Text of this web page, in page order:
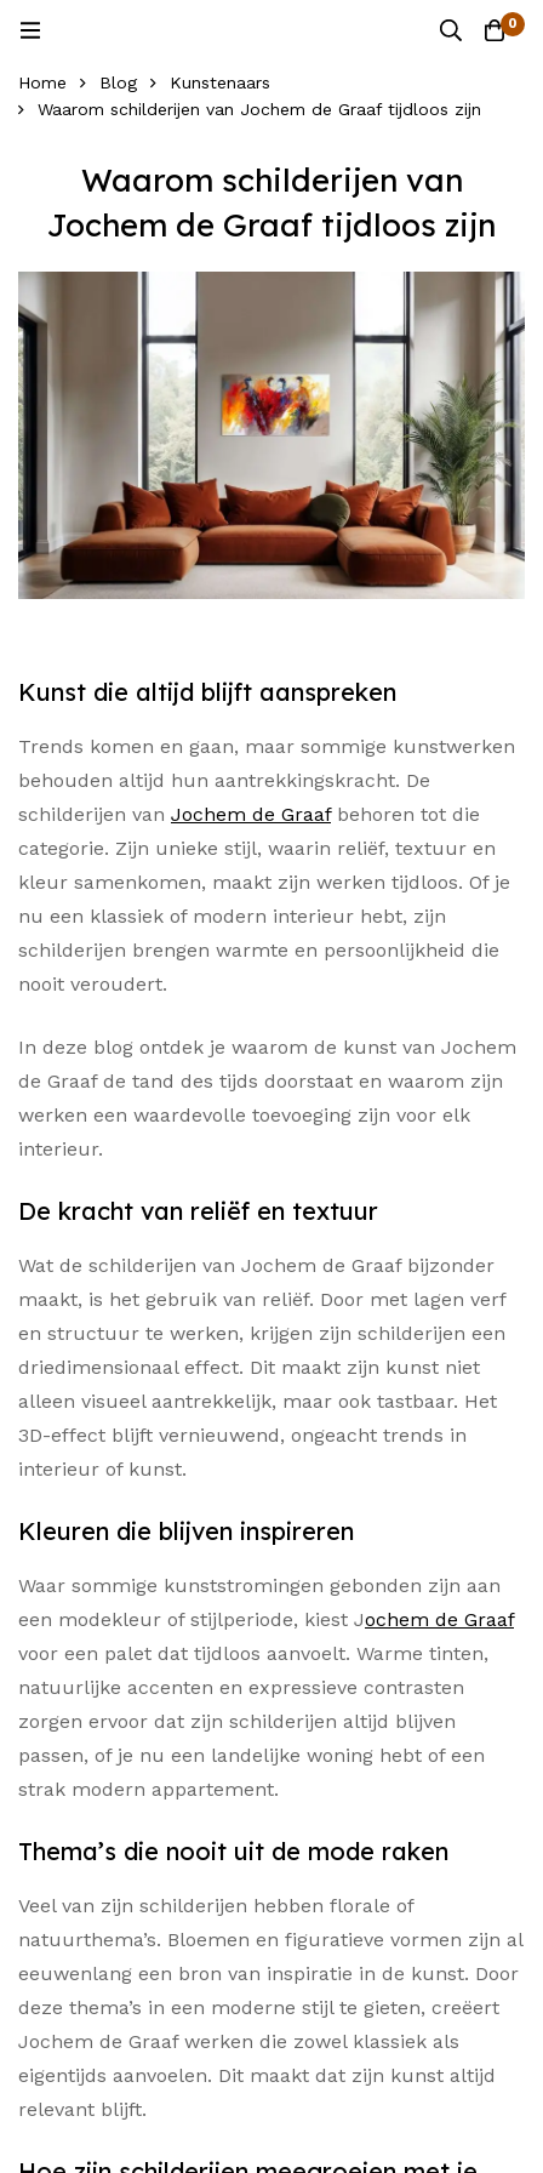
0
Home Blog
Kunstenaars
Waarom schilderijen van Jochem de Graaf tijdloos zijn
Waarom schilderijen van
Jochem de Graaf tijdloos zijn
Kunst die altijd blijft aanspreken
Trends komen en gaan, maar sommige kunstwerken
behouden altijd hun aantrekkingskracht. De
schilderijen van Jochem de Graafbehoren tot die
categorie. Zijn unieke stijl, waarin reliëf, textuur en
kleur samenkomen, maakt zijn werken tijdloos. Of je
nu een klassiek of modern interieur hebt, zijn
schilderijen brengen warmte en persoonlijkheid die
nooit veroudert.
In deze blog ontdek je waarom de kunst van Jochem
de Graaf de tand des tijds doorstaat en waarom zijn
werken een waardevolle toevoeging zijn voor elk
interieur.
De kracht van reliëf en textuur
Wat de schilderijen van Jochem de Graaf bijzonder
maakt, is het gebruik van reliëf. Door met lagen verf
en structuur te werken, krijgen zijn schilderijen een
driedimensionaal effect. Dit maakt zijn kunst niet
alleen visueel aantrekkelijk, maar ook tastbaar. Het
3D-effect blijft vernieuwend, ongeacht trends in
interieur of kunst.
Kleuren die blijven inspireren
Waar sommige kunststromingen gebonden zijn aan
een modekleur of stijlperiode, kiest Jochem de Graaf
voor een palet dat tijdloos aanvoelt. Warme tinten,
natuurlijke accenten en expressieve contrasten
zorgen ervoor dat zijn schilderijen altijd blijven
passen, of je nu een landelijke woning hebt of een
strak modern appartement.
Thema’s die nooit uit de mode raken
Veel van zijn schilderijen hebben florale of
natuurthema’s. Bloemen en figuratieve vormen zijn al
eeuwenlang een bron van inspiratie in de kunst. Door
deze thema’s in een moderne stijl te gieten, creëert
Jochem de Graaf werken die zowel klassiek als
eigentijds aanvoelen. Dit maakt dat zijn kunst altijd
relevant blijft.